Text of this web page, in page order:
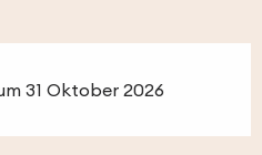
31 Oktober 2026